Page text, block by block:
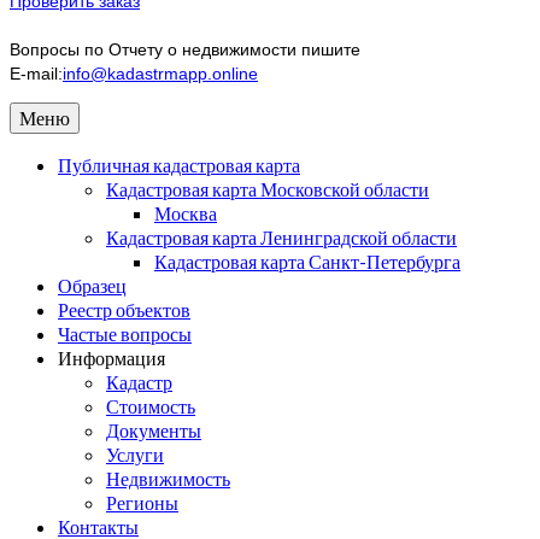
Вопросы по Отчету о недвижимости пишите
E-mail:info@kadastrmapp.online
Меню
Публичная кадастровая карта
Кадастровая карта Московской области
Москва
Кадастровая карта Ленинградской области
Кадастровая карта Санкт-Петербурга
Образец
Реестр объектов
Частые вопросы
Информация
Кадастр
Стоимость
Документы
Услуги
Недвижимость
Регионы
Контакты